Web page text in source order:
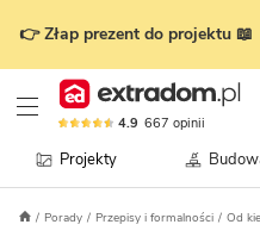
👉 Złap prezent do projektu 📖
4.9 667 opinii
Projekty
Porady Przepisy i formalności Od